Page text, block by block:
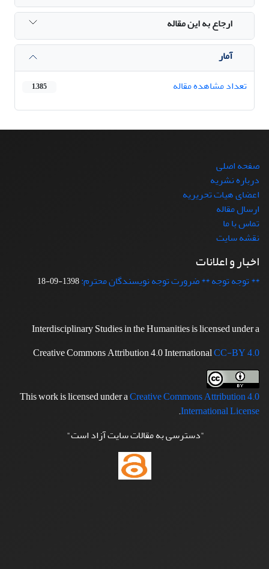
ارجاع به این مقاله
آمار
تعداد مشاهده مقاله
1,385
صفحه اصلی
درباره نشریه
اعضای هیات تحریریه
ارسال مقاله
تماس با ما
نقشه سایت
اخبار و اعلانات
** توجه توجه ** ضرورت توجه نویسندگان محترم:1398-09-18
Interdisciplinary Studies in the Humanities is licensed under a
Creative Commons Attribution 4.0 InternationalCC-BY 4.0
This work is licensed under aCreative Commons Attribution 4.0
International License
.
"دسترسی به مقالات سایت آزاد است"